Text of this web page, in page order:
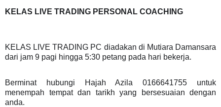
KELAS LIVE TRADING PERSONAL COACHING
KELAS LIVE TRADING PC diadakan di Mutiara Damansara
dari jam 9 pagi hingga 5:30 petang pada hari bekerja.
Berminat hubungi Hajah Azila 0166641755 untuk
menempah tempat dan tarikh yang bersesuaian dengan
anda.